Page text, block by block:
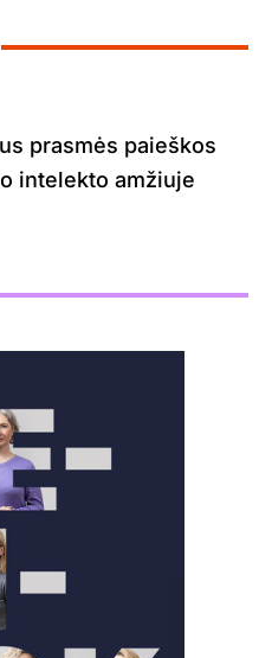
prasmės paieškos
intelekto amžiuje